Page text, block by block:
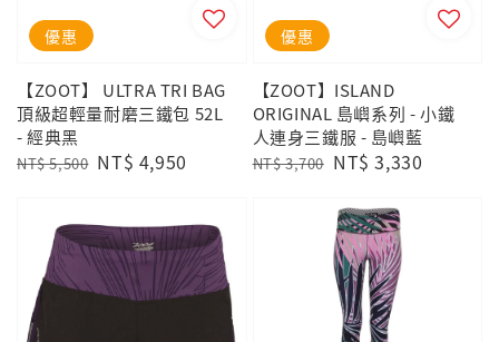
優惠
【ZOOT】 ULTRA TRI BAG
頂級超輕量耐磨三鐵包 52L
- 經典黑
Regular
NT$ 5,500 Sale
NT$ 4,950
優惠
【ZOOT】ISLAND
ORIGINAL 島嶼系列 - 小鐵
人連身三鐵服 - 島嶼藍
Regular
NT$ 3,700 Sale
NT$ 3,330